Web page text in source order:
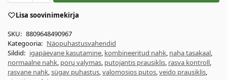
Lisa soovinimekirja
SKU: 8809648490967
Kategooria: Näopuhastusvahendid
Sildid: igapäevane kasutamine, kombineeritud nahk, naha tasakaal,
normaalne nahk, porų valymas, putojantis prausiklis, rasva kontroll,
rasvane nahk,sügav puhastus,valomosios putos,veido prausiklis,